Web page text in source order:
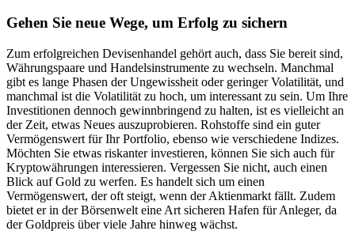
Gehen Sie neue Wege, um Erfolg zu sichern
Zum erfolgreichen Devisenhandel gehört auch, dass Sie bereit sind,
Währungspaare und Handelsinstrumente zu wechseln. Manchmal
gibt es lange Phasen der Ungewissheit oder geringer Volatilität, und
manchmal ist die Volatilität zu hoch, um interessant zu sein. Um Ihre
Investitionen dennoch gewinnbringend zu halten, ist es vielleicht an
der Zeit, etwas Neues auszuprobieren. Rohstoffe sind ein guter
Vermögenswert für Ihr Portfolio, ebenso wie verschiedene Indizes.
Möchten Sie etwas riskanter investieren, können Sie sich auch für
Kryptowährungen interessieren. Vergessen Sie nicht, auch einen
Blick auf Gold zu werfen. Es handelt sich um einen
Vermögenswert, der oft steigt, wenn der Aktienmarkt fällt. Zudem
bietet er in der Börsenwelt eine Art sicheren Hafen für Anleger, da
der Goldpreis über viele Jahre hinweg wächst.